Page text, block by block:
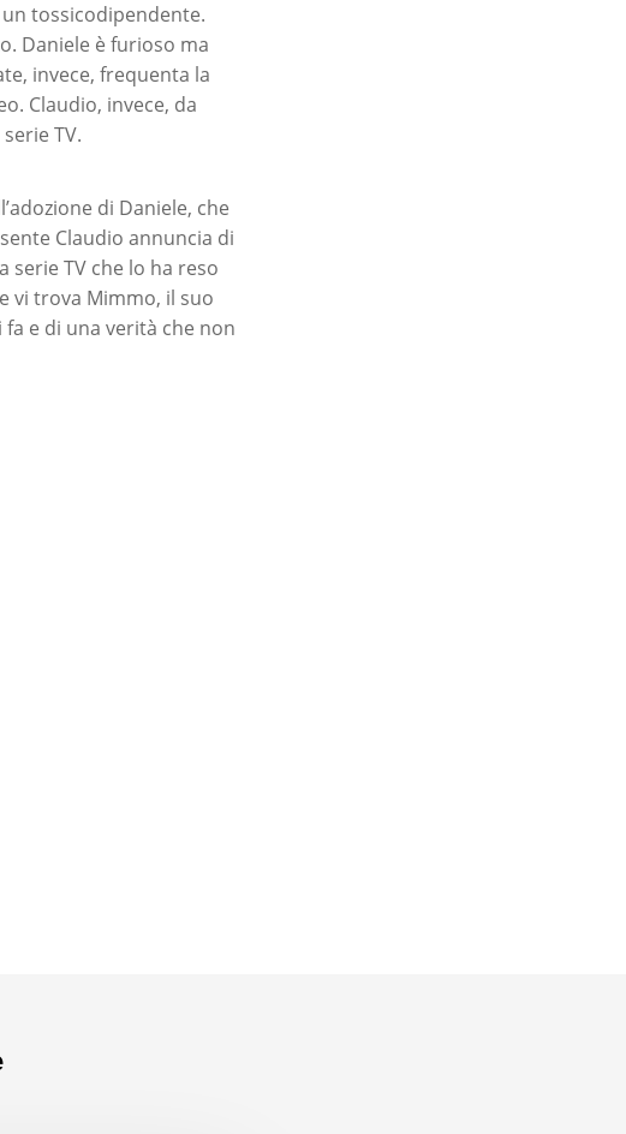
tossicodipendente.
Daniele è furioso ma
invece, frequenta la
Claudio, invece, da
TV.
di Daniele, che
Claudio annuncia di
TV che lo ha reso
vi trova Mimmo, il suo
e di una verità che non